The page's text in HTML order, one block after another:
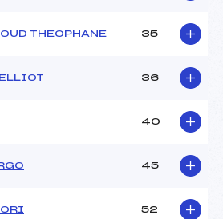
THEOPHANE 35
36
40
45
52